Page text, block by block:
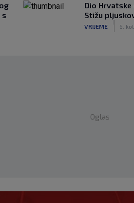
s
Dio Hrvatske
Stižu
VRIJEME 6. kol.
Oglas